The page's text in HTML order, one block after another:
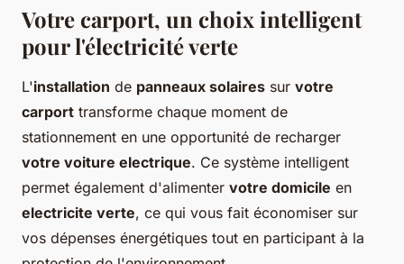
Votre carport, un choix intelligent
pour l'électricité verte
L'installation de panneaux solaires sur votre
carport transforme chaque moment de
stationnement en une opportunité de recharger
votre voiture electrique. Ce système intelligent
permet également d'alimenter votre domicile en
electricite verte, ce qui vous fait économiser sur
vos dépenses énergétiques tout en participant à la